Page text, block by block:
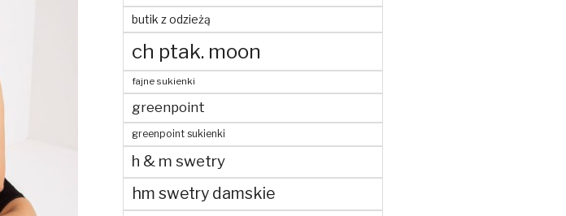
butik z odzieżą
ch ptak. moon
fajne sukienki
greenpoint
greenpoint sukienki
h & m swetry
hm swetry damskie